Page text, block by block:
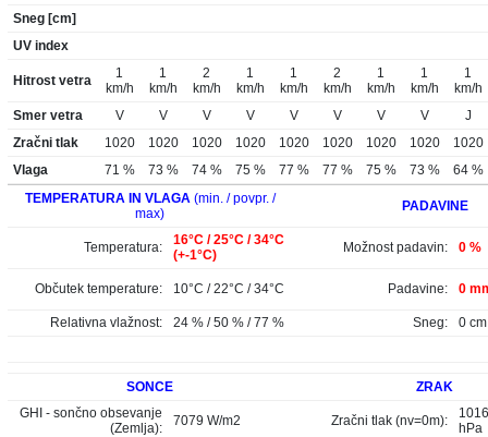
Sneg [cm]
UV index
Hitrost vetra
1
km/h
1
km/h
2
km/h
1
km/h
1
km/h
2
km/h
1
km/h
1
km/h
1
km/h
Smer vetra
V V V V V V V V
J
Zračni tlak
1020 1020 1020 1020 1020 1020 1020 1020
1020
Vlaga
71 % 73 % 74 % 75 % 77 % 77 % 75 % 73 %
64 %
TEMPERATURA IN VLAGA (min. / povpr. /
max)
PADAVINE
Temperatura:
16°C / 25°C / 34°C
(+-1°C)
Možnost padavin: 0 %
Občutek temperature: 10°C / 22°C / 34°C Padavine: 0
Relativna vlažnost: 24 % / 50 % / 77 % Sneg: 0 cm
SONCE
ZRAK
GHI - sončno obsevanje
(Zemlja):
7079 W/m2 Zračni tlak (nv=0m):
hPa